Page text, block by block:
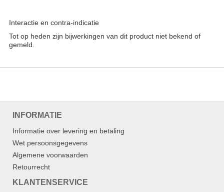
Interactie en contra-indicatie
Tot op heden zijn bijwerkingen van dit product niet bekend of
gemeld.
INFORMATIE
Informatie over levering en betaling
Wet persoonsgegevens
Algemene voorwaarden
Retourrecht
KLANTENSERVICE